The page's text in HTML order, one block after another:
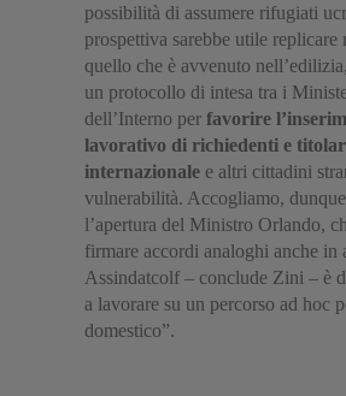
possibilità di assumere rifugiati
prospettiva sarebbe utile replicare
quello che è avvenuto
un protocollo di intesa tra i
dell’Interno per favorire
lavorativo di richiedenti e
internazionale e altri cittadini
vulnerabilità. Accogliamo,
l’apertura del Ministro Orlando,
firmare accordi analoghi anche in
Assindatcolf – conclude Zini – è
a lavorare su un percorso ad hoc
domestico”.